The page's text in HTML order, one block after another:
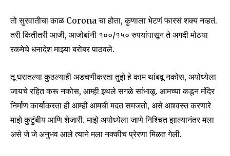
तो सुरवातीचा काळ Corona चा होता, कुणाला भेटणं फारसं शक्य नव्हतं.
तरी कितीतरी आजी, आजोबांनी १००/१५० रुपयांपासून ते अगदी मोठया
रकमेचे धनादेश माझ्या बरोबर पाठवले.
तू घरातल्या कुठल्याही अडचणीकरता तुझे हे काम थांबवू नकोस, अयोध्येला
जायचे रहित करू नकोस, आम्ही इथले सगळे सांभाळू. आमच्या कडून मंदिर
निर्माण कार्याकरता ही आम्ही आमची मदत समजतो, असे आश्वस्त करणारे
माझे कुटुंबीय आणि शेजारी. माझे अयोध्येला जाणे निश्चित झाल्यानंतर मला
असे जे जे अनुभव आले त्याने मला नक्कीच प्रेरणा मिळत गेली.